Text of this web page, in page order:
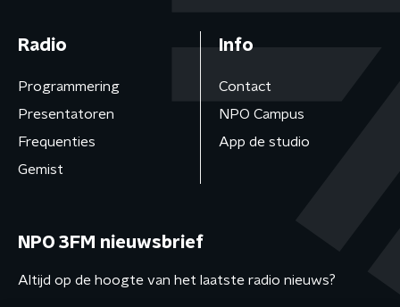
Radio
Programmering
Presentatoren
Frequenties
Gemist
Info
Contact
NPO Campus
App de studio
NPO 3FM nieuwsbrief
Altijd op de hoogte van het laatste radio nieuws?